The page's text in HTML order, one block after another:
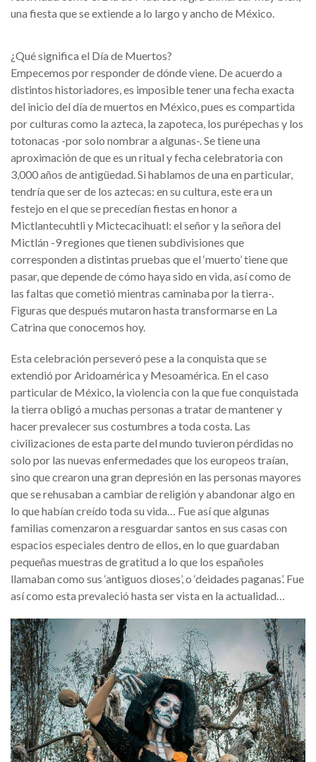
una fiesta que se extiende a lo largo y ancho de México.
¿Qué significa el Día de Muertos?
Empecemos por responder de dónde viene. De acuerdo a
distintos historiadores, es imposible tener una fecha exacta
del inicio del día de muertos en México, pues es compartida
por culturas como la azteca, la zapoteca, los purépechas y los
totonacas -por solo nombrar a algunas-. Se tiene una
aproximación de que es un ritual y fecha celebratoria con
3,000 años de antigüedad. Si hablamos de una en particular,
tendría que ser de los aztecas: en su cultura, este era un
festejo en el que se precedían fiestas en honor a
Mictlantecuhtli y Mictecacihuatl: el señor y la señora del
Mictlán -9 regiones que tienen subdivisiones que
corresponden a distintas pruebas que el ‘muerto’ tiene que
pasar, que depende de cómo haya sido en vida, así como de
las faltas que cometió mientras caminaba por la tierra-.
Figuras que después mutaron hasta transformarse en La
Catrina que conocemos hoy.
Esta celebración perseveró pese a la conquista que se
extendió por Aridoamérica y Mesoamérica. En el caso
particular de México, la violencia con la que fue conquistada
la tierra obligó a muchas personas a tratar de mantener y
hacer prevalecer sus costumbres a toda costa. Las
civilizaciones de esta parte del mundo tuvieron pérdidas no
solo por las nuevas enfermedades que los europeos traían,
sino que crearon una gran depresión en las personas mayores
que se rehusaban a cambiar de religión y abandonar algo en
lo que habían creído toda su vida… Fue así que algunas
familias comenzaron a resguardar santos en sus casas con
espacios especiales dentro de ellos, en lo que guardaban
pequeñas muestras de gratitud a lo que los españoles
llamaban como sus ‘antiguos dioses’, o ‘deidades paganas’. Fue
así como esta prevaleció hasta ser vista en la actualidad…